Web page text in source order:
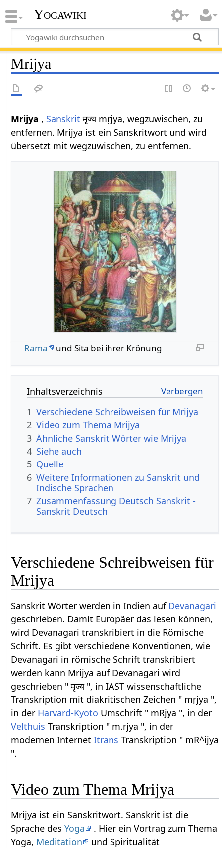
Yogawiki
Mrijya
Mrijya , Sanskrit मृज्य mṛjya, wegzuwischen, zu
entfernen. Mrijya ist ein Sanskritwort und wird
übersetzt mit wegzuwischen, zu entfernen.
Rama und Sita bei ihrer Krönung
Inhaltsverzeichnis
1 Verschiedene Schreibweisen für Mrijya
2 Video zum Thema Mrijya
3 Ähnliche Sanskrit Wörter wie Mrijya
4 Siehe auch
5 Quelle
6 Weitere Informationen zu Sanskrit und
Indische Sprachen
7 Zusammenfassung Deutsch Sanskrit -
Sanskrit Deutsch
Verschiedene Schreibweisen für
Mrijya
Sanskrit Wörter werden in Indien auf Devanagari
geschrieben. Damit Europäer das lesen können,
wird Devanagari transkribiert in die Römische
Schrift. Es gibt verschiedene Konventionen, wie
Devanagari in römische Schrift transkribiert
werden kann Mrijya auf Devanagari wird
geschrieben " मृज्य ", in IAST wissenschaftliche
Transkription mit diakritischen Zeichen " mṛjya ",
in der Harvard-Kyoto Umschrift " mRjya ", in der
Velthuis Transkription " m.rjya ", in der
modernen InternetItrans Transkription " mR^ijya
".
Video zum Thema Mrijya
Mrijya ist ein Sanskritwort. Sanskrit ist die
Sprache desYoga
. Hier ein Vortrag zum Thema
Yoga, Meditation und Spiritualität